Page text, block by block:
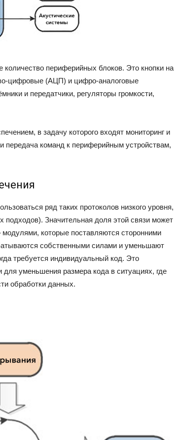
периферийных блоков. Это кнопки на
цифровые (АЦП) и цифро-аналоговые
и передатчики, регуляторы громкости,
в задачу которого входят мониторинг и
передача команд к периферийным устройствам,
ряд таких протоколов низкого уровня,
подходов). Значительная доля этой связи может
которые поставляются сторонними
собственными силами и уменьшают
требуется индивидуальный код. Это
уменьшения размера кода в ситуациях, где
обработки данных.